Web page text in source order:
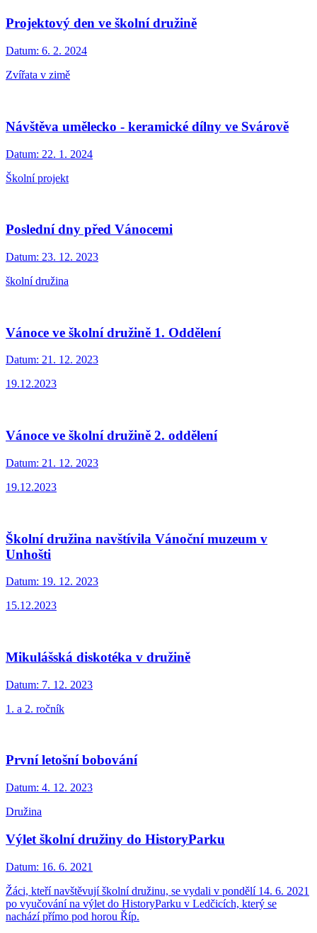
Projektový den ve školní družině
Datum: 6. 2. 2024
Zvířata v zimě
Návštěva umělecko - keramické dílny ve Svárově
Datum: 22. 1. 2024
Školní projekt
Poslední dny před Vánocemi
Datum: 23. 12. 2023
školní družina
Vánoce ve školní družině 1. Oddělení
Datum: 21. 12. 2023
19.12.2023
Vánoce ve školní družině 2. oddělení
Datum: 21. 12. 2023
19.12.2023
Školní družina navštívila Vánoční muzeum v
Unhošti
Datum: 19. 12. 2023
15.12.2023
Mikulášská diskotéka v družině
Datum: 7. 12. 2023
1. a 2. ročník
První letošní bobování
Datum: 4. 12. 2023
Družina
Výlet školní družiny do HistoryParku
Datum: 16. 6. 2021
Žáci, kteří navštěvují školní družinu, se vydali v pondělí 14. 6. 2021
po vyučování na výlet do HistoryParku v Ledčicích, který se
nachází přímo pod horou Říp.